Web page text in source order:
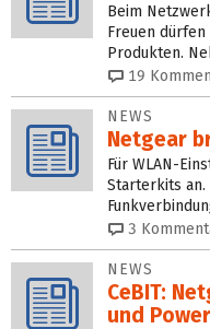
Beim
Freuen
Produkten.
19
NEWS
Netgear
Für WLAN-
Starterkits
3
NEWS
CeBIT:
und